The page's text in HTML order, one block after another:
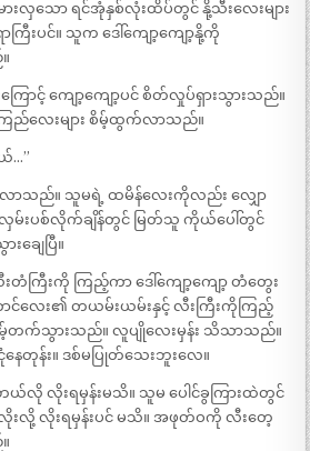
းမားလှသော ရင်အုံနှစ်လုံးထိပ်တွင် နို့သီးလေးများ
ြီးပင်။ သူက ဒေါ်ကျော့ကျော့နို့ကို
ကြောင့် ကျော့ကျော့ပင် စိတ်လှုပ်ရှားသွားသည်။
လေးများ စိမ့်ထွက်လာသည်။
…”
သည်။ သူမရဲ့ ထမိန်လေးကိုလည်း လျှော
းပစ်လိုက်ချိန်တွင် မြတ်သူ ကိုယ်ပေါ်တွင်
ချေပြီ။
ကြီးကို ကြည့်ကာ ဒေါ်ကျော့ကျော့ တံတွေး
ာင်လေး၏ တယမ်းယမ်းနှင့် လီးကြီးကိုကြည့်
တက်သွားသည်။ လူပျိုလေးမှန်း သိသာသည်။
ေတုန်း။ ဒစ်မပြုတ်သေးဘူးလေ။
ယ်လို လိုးရမှန်းမသိ။ သူမ ပေါင်ခွကြားထဲတွင်
လို့ လိုးရမှန်းပင် မသိ။ အဖုတ်ဝကို လီးတေ့